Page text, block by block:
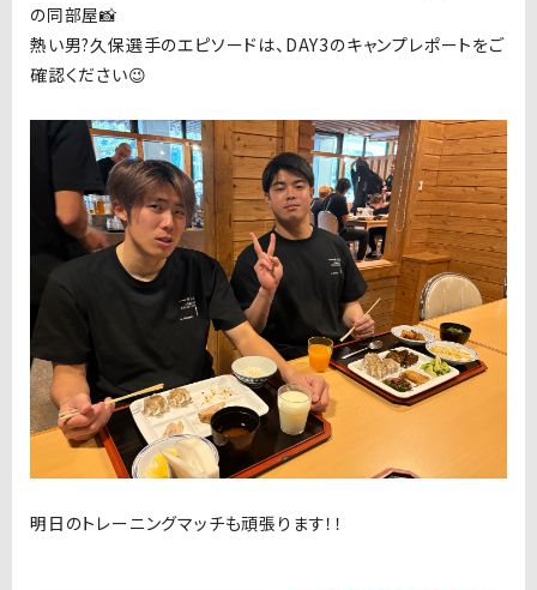
の同部屋📸
熱い男?久保選手のエピソードは、DAY3のキャンプレポートをご
確認ください😉
明日のトレーニングマッチも頑張ります！！